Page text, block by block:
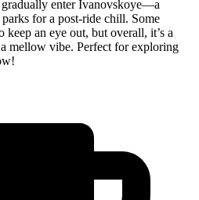
gradually enter Ivanovskoye—a
for a post-ride chill. Some
keep an eye out, but overall, it’s a
mellow vibe. Perfect for exploring